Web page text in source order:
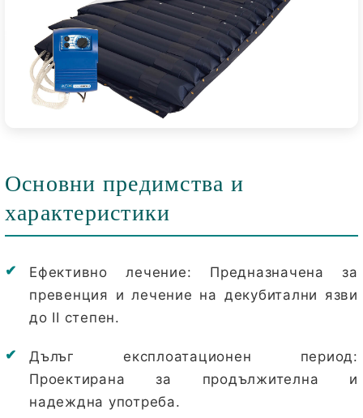
Основни предимства и
характеристики
Ефективно лечение: Предназначена за
превенция и лечение на декубитални язви
до II степен.
Дълъг експлоатационен период:
Проектирана за продължителна и
надеждна употреба.